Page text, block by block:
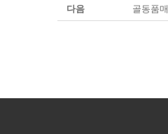
다음 골동품